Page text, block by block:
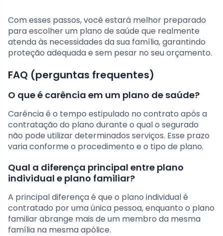
Com esses passos, você estará melhor preparado
para escolher um plano de saúde que realmente
atenda às necessidades da sua família, garantindo
proteção adequada e sem pesar no seu orçamento.
FAQ (perguntas frequentes)
O que é carência em um plano de saúde?
Carência é o tempo estipulado no contrato após a
contratação do plano durante o qual o segurado
não pode utilizar determinados serviços. Esse prazo
varia conforme o procedimento e o tipo de plano.
Qual a diferença principal entre plano
individual e plano familiar?
A principal diferença é que o plano individual é
contratado por uma única pessoa, enquanto o plano
familiar abrange mais de um membro da mesma
família na mesma apólice.